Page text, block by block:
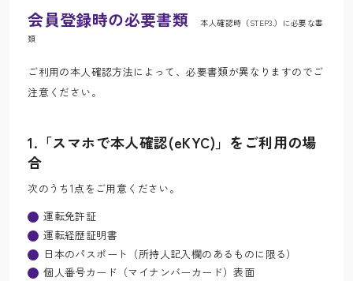
会員登録時の必要書類
本人確認時（STEP3.）に必要な書
類
ご利用の本人確認方法によって、必要書類が異なりますのでご
注意ください。
1.「スマホで本人確認(eKYC)」をご利用の場
合
次のうち1点をご用意ください。
運転免許証
運転経歴証明書
日本のパスポート（所持人記入欄のあるものに限る）
個人番号カード（マイナンバーカード）表面